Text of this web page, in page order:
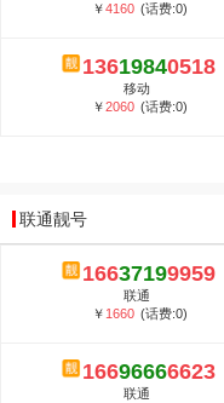
￥4160 (话费:0)
13619840518
移动
￥2060 (话费:0)
联通靓号
16637199959
联通
￥ 1660 (话费:0)
16696666623
联通